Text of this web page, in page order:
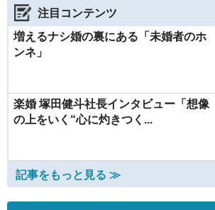
注目コンテンツ
増えるナシ婚の裏にある「未婚者のホ
ンネ」
楽婚 塚田健斗社長インタビュー「想像
の上をいく“心に灼きつく...
記事をもっと見る ≫